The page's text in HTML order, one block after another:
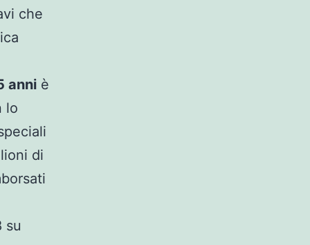
che
anni è
lo
di
su